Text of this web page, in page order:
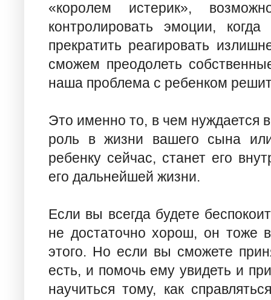
«королем истерик»,
контролировать эмоции,
прекратить реагировать
сможем преодолеть
наша проблема с ребенком
Это именно то, в чем нуждается
роль в жизни вашего сына
ребенку сейчас, станет его
его дальнейшей жизни.
Если вы всегда будете
не достаточно хорош, он тоже
этого. Но если вы сможете
есть, и помочь ему увидеть и
научиться тому, как